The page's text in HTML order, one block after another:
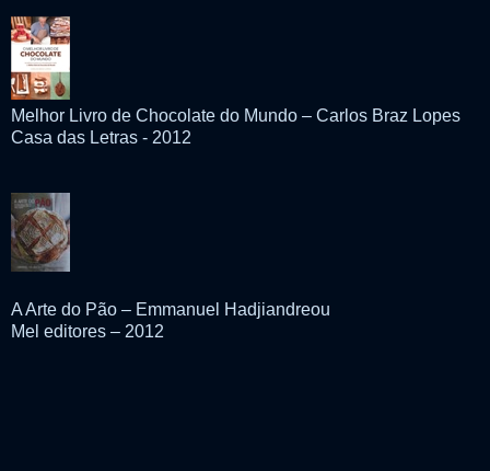
Melhor Livro de Chocolate do Mundo – Carlos Braz Lopes
Casa das Letras - 2012
A Arte do Pão – Emmanuel Hadjiandreou
Mel editores – 2012